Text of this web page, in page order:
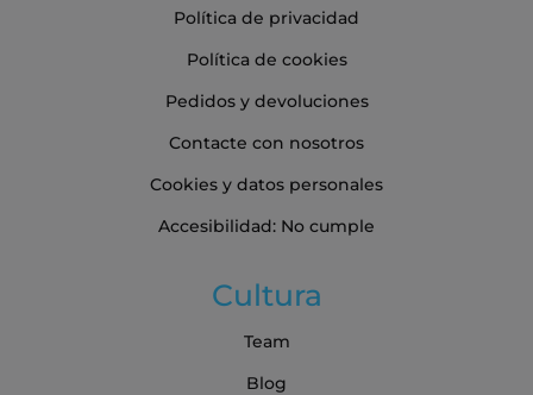
Política de privacidad
Política de cookies
Pedidos y devoluciones
Contacte con nosotros
Cookies y datos personales
Accesibilidad: No cumple
Cultura
Team
Blog